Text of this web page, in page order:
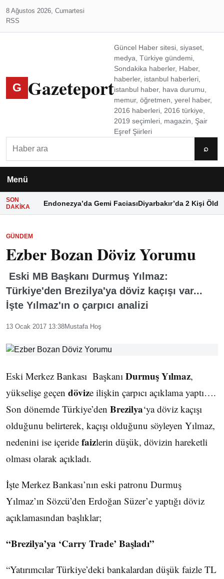
8 Ağustos 2026, Cumartesi
RSS
G Gazeteport
Güncel Haber sitesi, siyaset,
medya, Türkiye gündemi,
Sondakika haberler, Haber,
haberler, istanbul haberleri,
istanbul haber, hava durumu,
memur, öğretmen, yerel haber,
2016 haberleri, 2016 türkiye,
2019 seçimleri, magazin, Şair
Eşref Şiirleri
⌕
Menü
SON
DAKIKA
Endonezya’da Gemi FaciasıDiyarbakır’da 2 Kişi Öldü
GÜNDEM
Ezber Bozan Döviz Yorumu
Eski MB Başkanı Durmuş Yılmaz:
Türkiye'den Brezilya'ya döviz kaçışı var...
İşte Yılmaz'ın o çarpıcı analizi
13 Ocak 2017 13:38Mustafa Hoş
Eski Merkez Bankası Başkanı Durmuş Yılmaz,
yükselişe geçen dövize ilişkin çarpıcı açıklama yaptı….
Son dönemde Türkiye’den Brezilya‘ya döviz kaçışı
olduğunu belirterek, kaçışı olduğunu söyleyen Yılmaz,
nedenini ise içeride faizlerin düşük, dövizin hareketli
olması olarak açıkladı.
İşte Merkez Bankası’nın eski patronu Durmuş
Yılmaz’ın Sözcü’den Erdoğan Süzer’e yaptığı döviz
açıklamasından başlıklar;
“Brezilya’ya ‘Carry Trade’ Başladı”
“Yatırımcılar Türkiye’deki bankalardan düşük faizle TL